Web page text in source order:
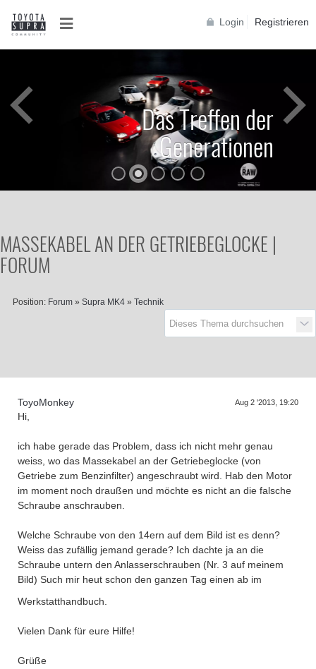
Login Registrieren
D
a
s
T
r
e
f
f
e
n
d
e
r
G
e
n
e
r
a
t
i
o
n
e
n
Das Treffen der
Generationen
MASSEKABEL AN DER GETRIEBEGLOCKE |
FORUM
Position: Forum » Supra MK4 » Technik
ToyoMonkey Aug 2 '2013, 19:20
Hi,
ich habe gerade das Problem, dass ich nicht mehr genau
weiss, wo das Massekabel an der Getriebeglocke (von
Getriebe zum Benzinfilter) angeschraubt wird. Hab den Motor
im moment noch draußen und möchte es nicht an die falsche
Schraube anschrauben.
Welche Schraube von den 14ern auf dem Bild ist es denn?
Weiss das zufällig jemand gerade? Ich dachte ja an die
Schraube untern den Anlasserschrauben (Nr. 3 auf meinem
Bild) Such mir heut schon den ganzen Tag einen ab im
Werkstatthandbuch.
Vielen Dank für eure Hilfe!
Grüße